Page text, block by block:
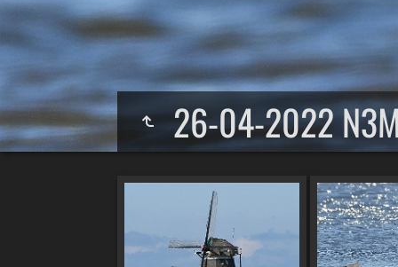
26-04-2022